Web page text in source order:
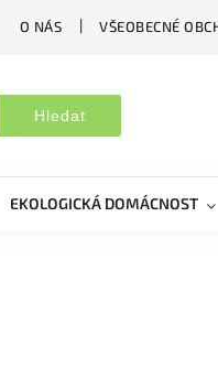
O NÁS VŠEOBECNÉ
Hledat
EKOLOGICKÁ DOMÁCNOST